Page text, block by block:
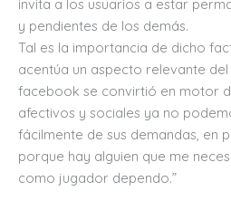
invita a los usuarios a estar
y pendientes de los demás.
Tal es la importancia de dicho
acentúa un aspecto relevante del
facebook se convirtió en motor
afectivos y sociales ya no
fácilmente de sus demandas, en
porque hay alguien que me
como jugador dependo.”